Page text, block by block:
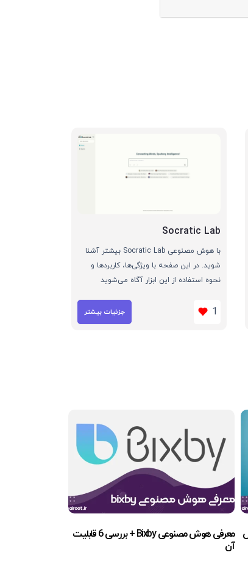
Socratic Lab
با هوش مصنوعی Socratic Lab بیشتر آشنا
شوید. در این صفحه با ویژگی‌ها، کاربردها و
نحوه استفاده از این ابزار آگاه می‌شوید
1 جزئیات بیشتر
معرفی هوش مصنوعی Bixby + بررسی 6 قابلیت
آن